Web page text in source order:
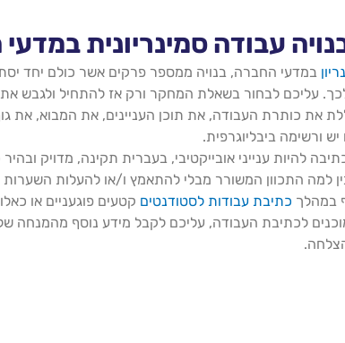
עבודה סמינריונית
עליכם לבחור בשאלת המחקר ורק אז להתחיל ולגבש
את כותרת העבודה, את תוכן העניינים, את המבוא, את
ורשימה ביבליוגרפית.
להיות ענייני אובייקטיבי, בעברית תקינה, מדויק
למה התכוון המשורר מבלי להתאמץ ו/או להעלות השערות
במהלך כתיבת עבודות לסטודנטים קטעים פוגעניים או
לכתיבת העבודה, עליכם לקבל מידע נוסף מהמנחה